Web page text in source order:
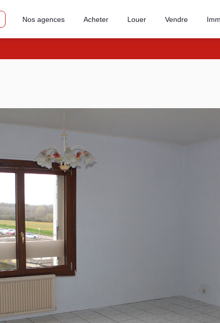
Nos agences Acheter Louer Vendre